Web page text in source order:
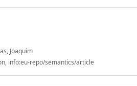
Joaquim
info:eu-repo/semantics/article